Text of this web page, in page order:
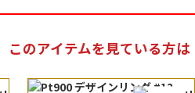
このアイテムを見ている方は